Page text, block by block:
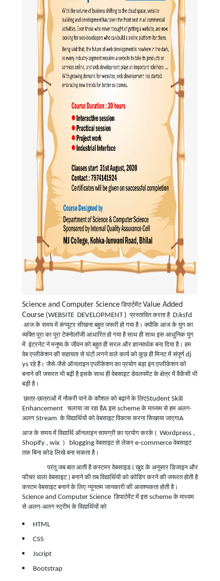
Science and Computer Science डिपार्टमेंट Value Added
Course (WEBSITE DEVELOPMENT )प्रस्तावित करता हैD;ksfd
आज के समय में कंप्यूटर सीखना बहुत जरूरी हो गया है। क्योंकि आज के युग का
व्यक्ति पूरा का पूरा टेक्नोलॉजी आधारित हो गया है साथ ही साथ इस आधुनिक युग
में इंटरनेट ने मनुष्य के जीवन को बहुत ही सरल और ज्ञानवर्धक बना दिया है। हम
वेब एप्लीकेशन की सहायता से घंटों लगने वाले कार्य को कुछ ही मिनट में संपूर्ण dj
ysरहे हैं। जैसे-जैसे ऑनलाइन एप्लीकेशन का प्रयोग बड़ा इन एप्लीकेशन को
बनाने की जरूरत भी बढ़ी है इसके साथ ही वेबसाइट डेवलपमेंट के क्षेत्र में वैकेंसी भी
बड़ी है।
छात्र-छात्राओं में नौकरी पाने के कौशल को बढ़ाने के लिएStudent Skill
Enhancement
चलाया जा रहा हैAइस schemeके माध्यम से हम अलग-
अलग Streamके विद्यार्थियों को वेबसाइट विकास करना सिखाया जाएगाA
आज के समय में विद्यार्थि ऑनलाइन सामग्री का प्रयोग करके ( Wordpress ,
Shopify , wix
) bloggingवेबसाइट से लेकर e-commerceवेबसाइट
तक बिना कोड लिखे बना सकता है।
परंतु जब बात आती है कस्टमर वेबसाइड ( खुद के अनुसार डिजाइन और
फीचर वाला वेबसाइट ) बनाने की तब विद्यार्थियों को कोडिंग करने की जरूरत होती है
कस्टम वेबसाइट बनाने के लिए न्यूनतम जानकारी की आवश्यकता होती है।
Science and Computer Science डिपार्टमेंट में इस schemeके माध्यम
से अलग-अलग स्ट्रीम के विद्यार्थियों को
HTML
CSS
Jscript
Bootstrap